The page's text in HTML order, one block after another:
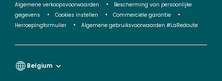
Algemene verkoopsvoorwaarden
Bescherming van persoonlijke
gegevens
Cookies instellen
Commerciële garantie
Herroepingformulier
Algemene gebruiksvoorwaarden #LaRedoute
Belgium